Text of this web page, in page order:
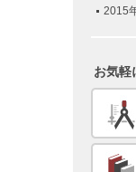
2015
お気軽